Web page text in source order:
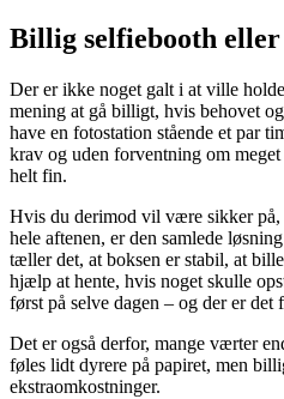
Billig selfiebooth
Der er ikke noget galt i at ville
mening at gå billigt, hvis behovet
have en fotostation stående et par
krav og uden forventning om
helt fin.
Hvis du derimod vil være sikker på,
hele aftenen, er den samlede
tæller det, at boksen er stabil, at
hjælp at hente, hvis noget skulle
først på selve dagen – og der er det
Det er også derfor, mange værter
føles lidt dyrere på papiret, men
ekstraomkostninger.